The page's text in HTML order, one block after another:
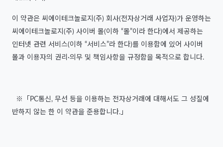
이 약관은 씨에이테크놀로지(주) 회사(전자상거래 사업자)가 운영하는
씨에이테크놀로지(주) 사이버 몰(이하 “몰”이라 한다)에서 제공하는
인터넷 관련 서비스(이하 “서비스”라 한다)를 이용함에 있어 사이버
몰과 이용자의 권리·의무 및 책임사항을 규정함을 목적으로 합니다.
※「PC통신, 무선 등을 이용하는 전자상거래에 대해서도 그 성질에
반하지 않는 한 이 약관을 준용합니다.」